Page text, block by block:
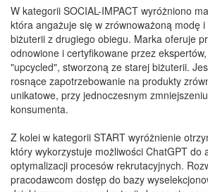
W kategorii SOCIAL-IMPACT wyróżniono
która angażuje się w zrównoważoną modę
biżuterii z drugiego obiegu. Marka oferuje
odnowione i certyfikowane przez
"upcycled", stworzoną ze starej biżuterii.
rosnące zapotrzebowanie na produkty
unikatowe, przy jednoczesnym
konsumenta.
Z kolei w kategorii START wyróżnienie
który wykorzystuje możliwości ChatGPT do
optymalizacji procesów rekrutacyjnych.
pracodawcom dostęp do bazy